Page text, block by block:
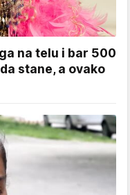
na telu i bar 500
stane, a ovako